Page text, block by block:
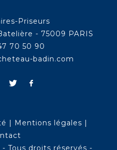
Priseurs
- 75009 PARIS
70 50 90
badin.com
| Mentions légales |
Tous droits réservés -